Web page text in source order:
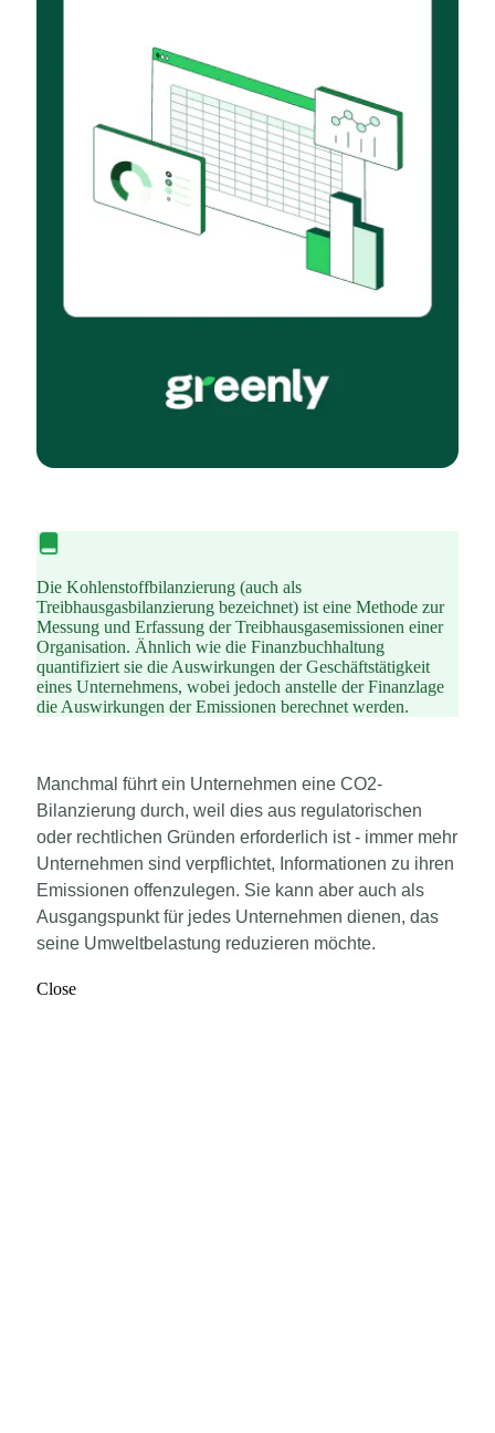
Die Kohlenstoffbilanzierung (auch als
Treibhausgasbilanzierung bezeichnet) ist eine Methode zur
Messung und Erfassung der Treibhausgasemissionen einer
Organisation. Ähnlich wie die Finanzbuchhaltung
quantifiziert sie die Auswirkungen der Geschäftstätigkeit
eines Unternehmens, wobei jedoch anstelle der Finanzlage
die Auswirkungen der Emissionen berechnet werden.
Manchmal führt ein Unternehmen eine CO2-
Bilanzierung durch, weil dies aus regulatorischen
oder rechtlichen Gründen erforderlich ist - immer mehr
Unternehmen sind verpflichtet, Informationen zu ihren
Emissionen offenzulegen. Sie kann aber auch als
Ausgangspunkt für jedes Unternehmen dienen, das
seine Umweltbelastung reduzieren möchte.
Close